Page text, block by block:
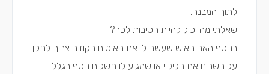
לתוך המבנה.
שאלתי מה יכול להיות הסיבות לכך?
בנוסף האם האיש שעשה לי את האיטום הקודם צריך לתקן
על חשבונו את הליקוי או שמגיע לו תשלום נוסף בגלל